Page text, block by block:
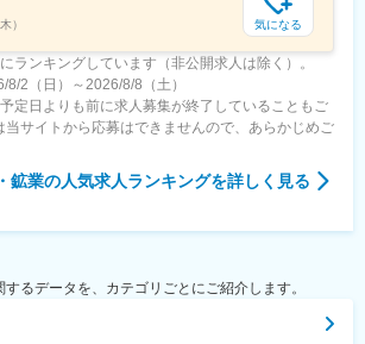
） 気になる
ランキングしています（非公開求人は除く）。
2（日）～2026/8/8（土）
定日よりも前に求人募集が終了していることもご
当サイトから応募はできませんので、あらかじめご
鉱業の人気求人ランキングを詳しく見る
るデータを、カテゴリごとにご紹介します。